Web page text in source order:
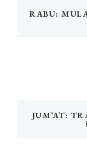
RABU:
JUM’AT: